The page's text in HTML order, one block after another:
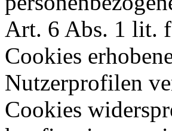
Art. 6 Abs. 1 lit.
Cookies
Nutzerprofilen
Cookies